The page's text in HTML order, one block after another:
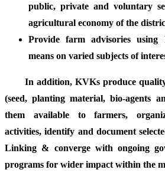
public, private and voluntary
agricultural economy of the
Provide farm advisories
means on varied subjects of
In addition, KVKs produce quality
(seed, planting material, bio-agents
them available to farmers,
activities, identify and document
Linking & converge with ongoing
programs for wider impact within the